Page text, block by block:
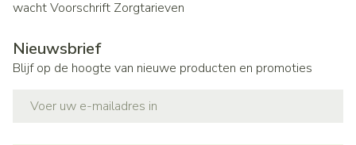
wachtVoorschrift Zorgtarieven
Nieuwsbrief
Blijf op de hoogte van nieuwe producten en promoties